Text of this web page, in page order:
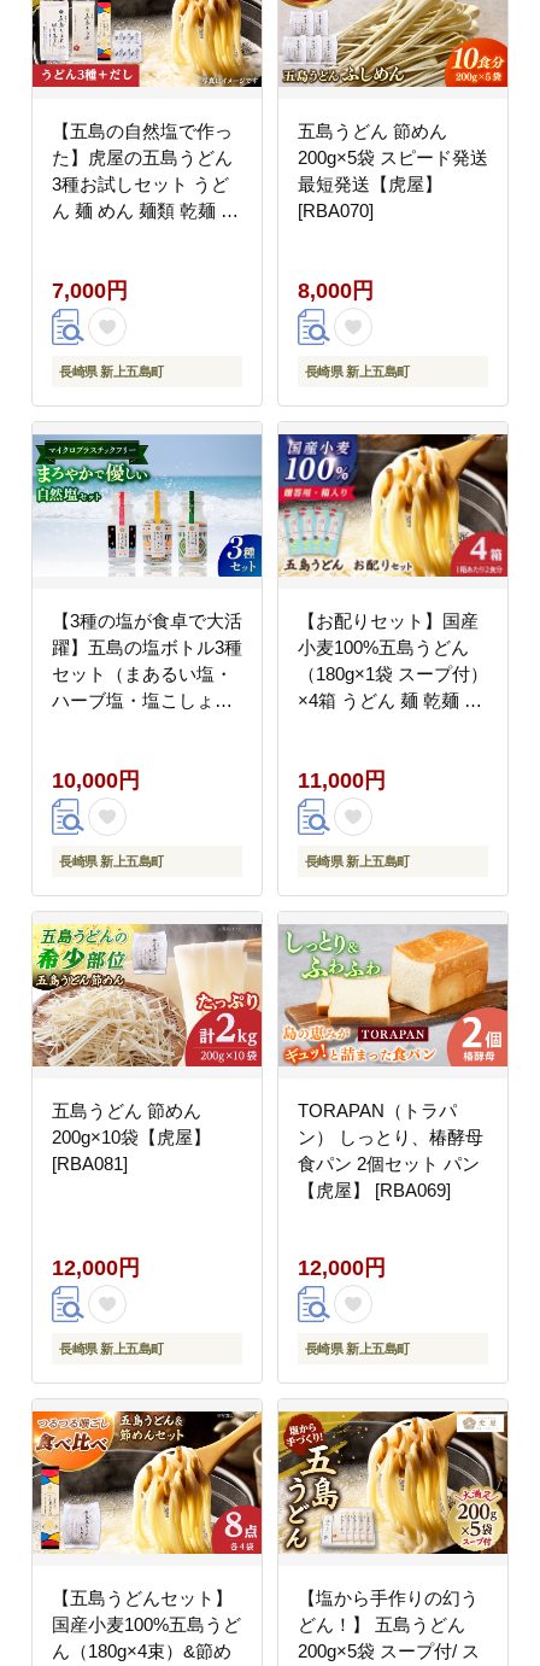
【五島の自然塩で作っ
た】虎屋の五島うどん
3種お試しセット うど
ん 麺 めん 麺類 乾麺 ス
7,000円
長崎県 新上五島町
五島うどん 節めん
200g×5袋 スピード発送
最短発送【虎屋】
[RBA070]
8,000円
長崎県 新上五島町
【3種の塩が食卓で大活
躍】五島の塩ボトル3種
セット（まあるい塩・
ハーブ塩・塩こしょ
10,000円
長崎県 新上五島町
【お配りセット】国産
小麦100%五島うどん
（180g×1袋 スープ付）
×4箱 うどん 麺 乾麺 麺
[RBA080]
11,000円
長崎県 新上五島町
五島うどん 節めん
200g×10袋【虎屋】
[RBA081]
12,000円
長崎県 新上五島町
TORAPAN（トラパ
ン） しっとり、椿酵母
食パン 2個セット パン
【虎屋】 [RBA069]
12,000円
長崎県 新上五島町
【五島うどんセット】
国産小麦100%五島うど
ん（180g×4束）&節め
【塩から手作りの幻う
どん！】 五島うどん
200g×5袋 スープ付/ ス